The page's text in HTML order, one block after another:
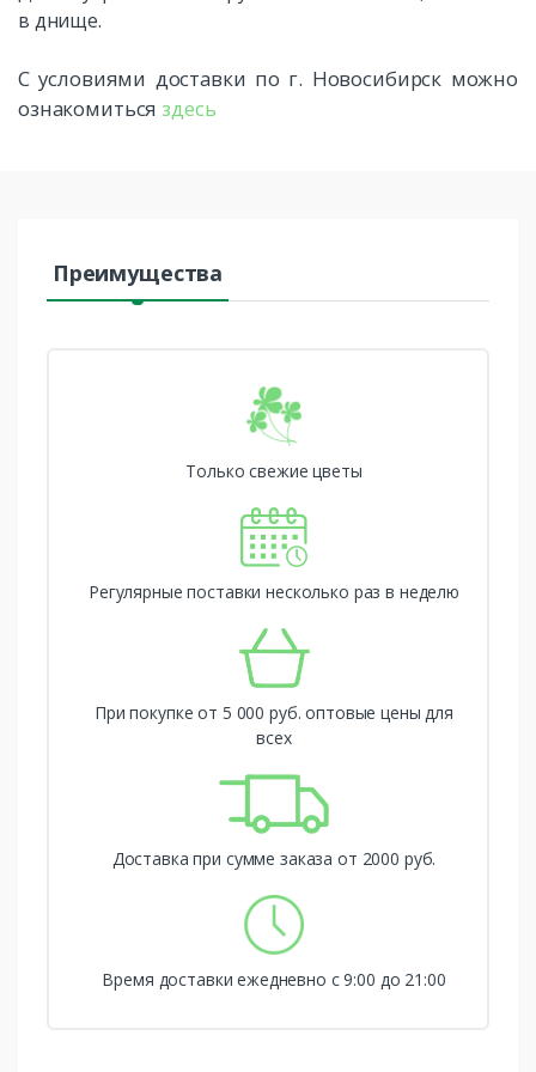
в днище.
С условиями доставки по г. Новосибирск можно
ознакомитьсяздесь
Преимущества
Только свежие цветы
Регулярные поставки несколько раз в неделю
При покупке от 5 000 руб. оптовые цены для
всех
Доставка при сумме заказа от 2000 руб.
Время доставки ежедневно с 9:00 до 21:00